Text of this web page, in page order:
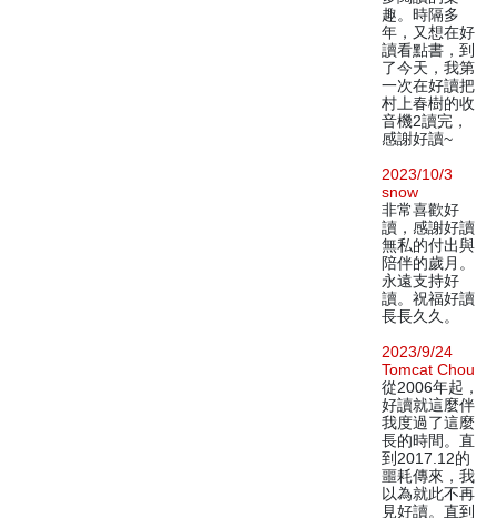
趣。時隔多
年，又想在好
讀看點書，到
了今天，我第
一次在好讀把
村上春樹的收
音機2讀完，
感謝好讀~
2023/10/3
snow
非常喜歡好
讀，感謝好讀
無私的付出與
陪伴的歲月。
永遠支持好
讀。祝福好讀
長長久久。
2023/9/24
Tomcat Chou
從2006年起，
好讀就這麼伴
我度過了這麼
長的時間。直
到2017.12的
噩耗傳來，我
以為就此不再
見好讀。直到